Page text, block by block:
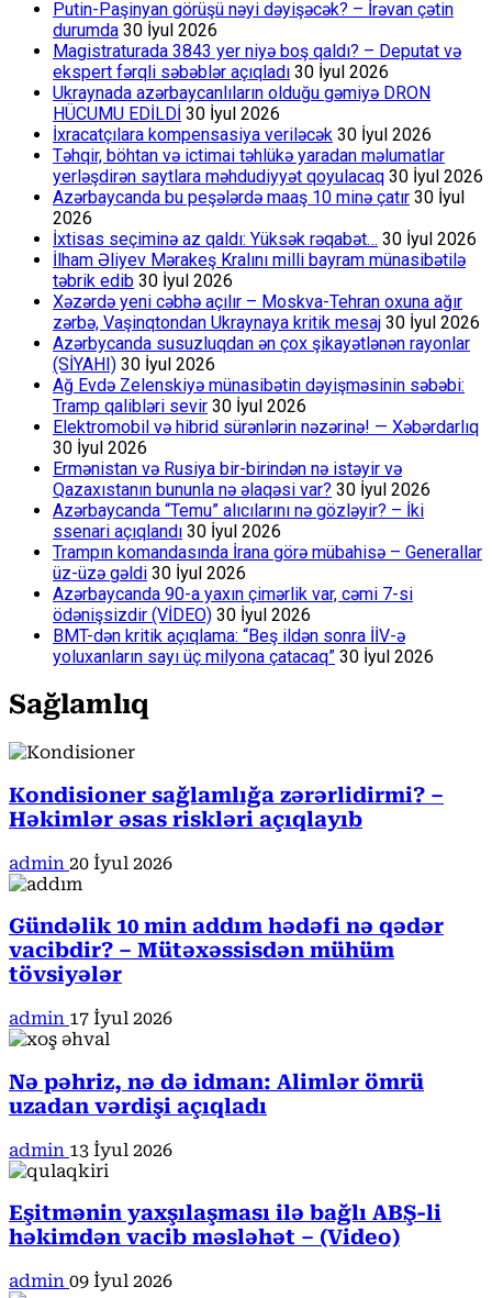
Putin-Paşinyan görüşü nəyi dəyişəcək? – İrəvan çətin
durumda 30 İyul 2026
Magistraturada 3843 yer niyə boş qaldı? – Deputat və
ekspert fərqli səbəblər açıqladı 30 İyul 2026
Ukraynada azərbaycanlıların olduğu gəmiyə DRON
HÜCUMU EDİLDİ 30 İyul 2026
İxracatçılara kompensasiya veriləcək 30 İyul 2026
Təhqir, böhtan və ictimai təhlükə yaradan məlumatlar
yerləşdirən saytlara məhdudiyyət qoyulacaq 30 İyul 2026
Azərbaycanda bu peşələrdə maaş 10 minə çatır 30 İyul
2026
İxtisas seçiminə az qaldı: Yüksək rəqabət… 30 İyul 2026
İlham Əliyev Mərakeş Kralını milli bayram münasibətilə
təbrik edib 30 İyul 2026
Xəzərdə yeni cəbhə açılır – Moskva-Tehran oxuna ağır
zərbə, Vaşinqtondan Ukraynaya kritik mesaj 30 İyul 2026
Azərbycanda susuzluqdan ən çox şikayətlənən rayonlar
(SİYAHI) 30 İyul 2026
Ağ Evdə Zelenskiyə münasibətin dəyişməsinin səbəbi:
Tramp qalibləri sevir 30 İyul 2026
Elektromobil və hibrid sürənlərin nəzərinə! — Xəbərdarlıq
30 İyul 2026
Ermənistan və Rusiya bir-birindən nə istəyir və
Qazaxıstanın bununla nə əlaqəsi var? 30 İyul 2026
Azərbaycanda “Temu” alıcılarını nə gözləyir? – İki
ssenari açıqlandı 30 İyul 2026
Trampın komandasında İrana görə mübahisə – Generallar
üz-üzə gəldi 30 İyul 2026
Azərbaycanda 90-a yaxın çimərlik var, cəmi 7-si
ödənişsizdir (VİDEO) 30 İyul 2026
BMT-dən kritik açıqlama: “Beş ildən sonra İİV-ə
yoluxanların sayı üç milyona çatacaq” 30 İyul 2026
Sağlamlıq
Kondisioner sağlamlığa zərərlidirmi? –
Həkimlər əsas riskləri açıqlayıb
admin 20 İyul 2026
Gündəlik 10 min addım hədəfi nə qədər
vacibdir? – Mütəxəssisdən mühüm
tövsiyələr
admin 17 İyul 2026
Nə pəhriz, nə də idman: Alimlər ömrü
uzadan vərdişi açıqladı
admin 13 İyul 2026
Eşitmənin yaxşılaşması ilə bağlı ABŞ-li
həkimdən vacib məsləhət – (Video)
admin 09 İyul 2026